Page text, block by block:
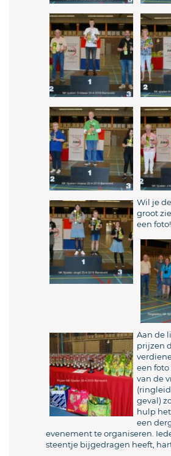
Wil je
groot
een foto!
Aan de
prijzen
een foto
van de
geval)
hulp
een
evenement te organiseren.
steentje bijgedragen heeft,